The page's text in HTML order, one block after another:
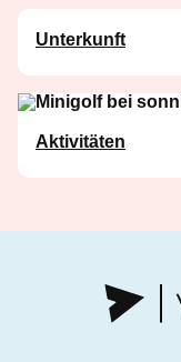
Unterkunft
Aktivitäten